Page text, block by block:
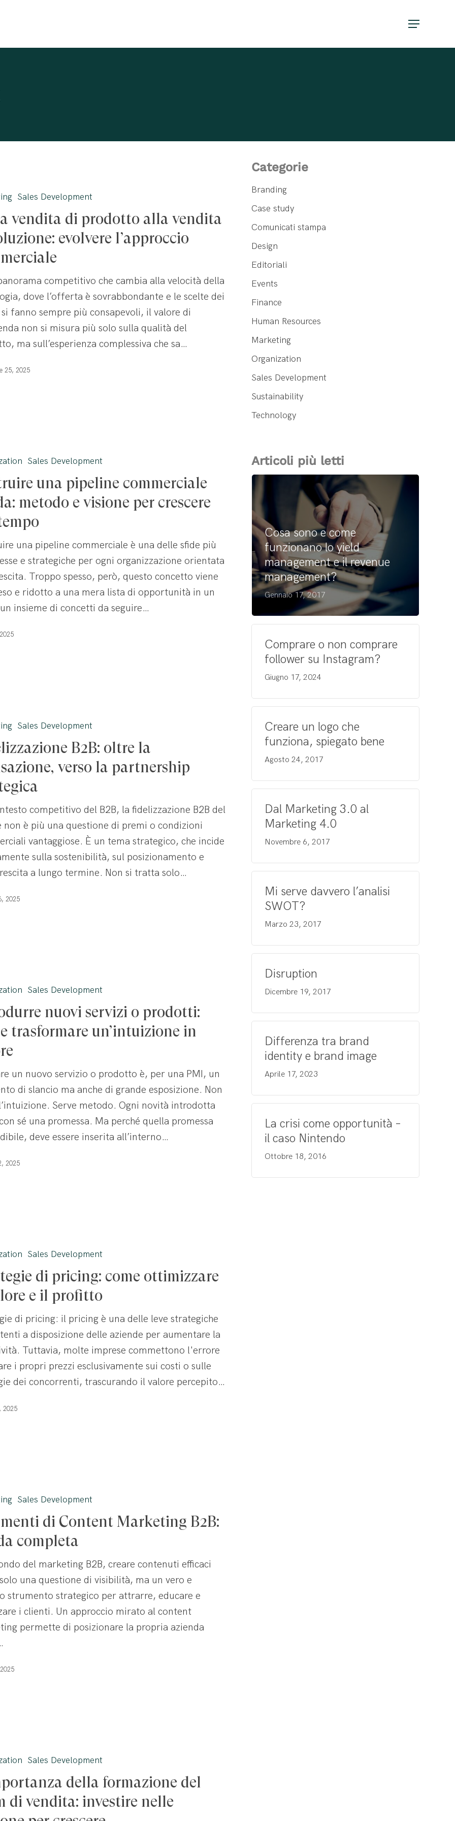
Menu
Sales Development
vendita di prodotto alla vendita
evolvere l’approccio
competitivo che cambia alla velocità della
dove l’offerta è sovrabbondante e le scelte dei
fanno sempre più consapevoli, il valore di
non si misura più solo sulla qualità del
ma sull’esperienza complessiva che sa…
25, 2025
Sales Development
una pipeline commerciale
metodo e visione per crescere
una pipeline commerciale è una delle sfide più
e strategiche per ogni organizzazione orientata
Troppo spesso, però, questo concetto viene
e ridotto a una mera lista di opportunità in un
insieme di concetti da seguire…
Sales Development
B2B: oltre la
verso la partnership
competitivo del B2B, la fidelizzazione B2B del
non è più una questione di premi o condizioni
vantaggiose. È un tema strategico, che incide
sulla sostenibilità, sul posizionamento e
a lungo termine. Non si tratta solo…
2025
Sales Development
nuovi servizi o prodotti:
trasformare un’intuizione in
un nuovo servizio o prodotto è, per una PMI, un
di slancio ma anche di grande esposizione. Non
Serve metodo. Ogni novità introdotta
sé una promessa. Ma perché quella promessa
deve essere inserita all’interno…
2025
Sales Development
di pricing: come ottimizzare
e il profitto
di pricing: il pricing è una delle leve strategiche
a disposizione delle aziende per aumentare la
Tuttavia, molte imprese commettono l'errore
i propri prezzi esclusivamente sui costi o sulle
dei concorrenti, trascurando il valore percepito…
2025
Sales Development
di Content Marketing B2B:
completa
del marketing B2B, creare contenuti efficaci
una questione di visibilità, ma un vero e
strumento strategico per attrarre, educare e
i clienti. Un approccio mirato al content
permette di posizionare la propria azienda
Sales Development
della formazione del
di vendita: investire nelle
Categorie
Branding
Case study
Comunicati stampa
Design
Editoriali
Events
Finance
Human Resources
Marketing
Organization
Sales Development
Sustainability
Technology
Articoli più letti
Cosa sono e come
funzionano lo yield
management e il revenue
management?
Gennaio 17, 2017
Comprare o non comprare
follower su Instagram?
Giugno 17, 2024
Creare un logo che
funziona, spiegato bene
Agosto 24, 2017
Dal Marketing 3.0 al
Marketing 4.0
Novembre 6, 2017
Mi serve davvero l’analisi
SWOT?
Marzo 23, 2017
Disruption
Dicembre 19, 2017
Differenza tra brand
identity e brand image
Aprile 17, 2023
La crisi come opportunità –
il caso Nintendo
Ottobre 18, 2016